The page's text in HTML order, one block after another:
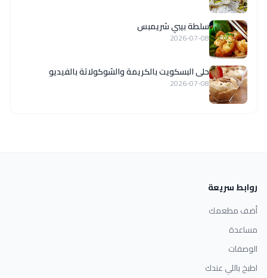
سلطة بيبي شريمبس
2026-07-08
حلى البسكويت بالكريمة والشوكولاتة بالفيديو
2026-07-08
روابط سريعة
أضف مطعمك
مساعدة
الوصفات
اطبخ باللي عندك